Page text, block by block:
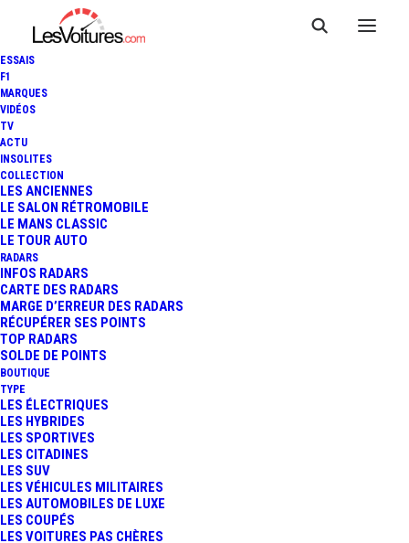
ESSAIS
F1
MARQUES
VIDÉOS
TV
ACTU
INSOLITES
COLLECTION
LES ANCIENNES
LE SALON RÉTROMOBILE
LE MANS CLASSIC
LE TOUR AUTO
RADARS
INFOS RADARS
CARTE DES RADARS
MARGE D’ERREUR DES RADARS
RÉCUPÉRER SES POINTS
TOP RADARS
SOLDE DE POINTS
BOUTIQUE
TYPE
LES ÉLECTRIQUES
LES HYBRIDES
LES SPORTIVES
LES CITADINES
LES SUV
LES VÉHICULES MILITAIRES
LES AUTOMOBILES DE LUXE
LES COUPÉS
LES VOITURES PAS CHÈRES
ROLLS ROYCE PHANTOM : LE
LUXE AUTOMOBILE A UNE
NOUVELLE REINE !
3 Minutes